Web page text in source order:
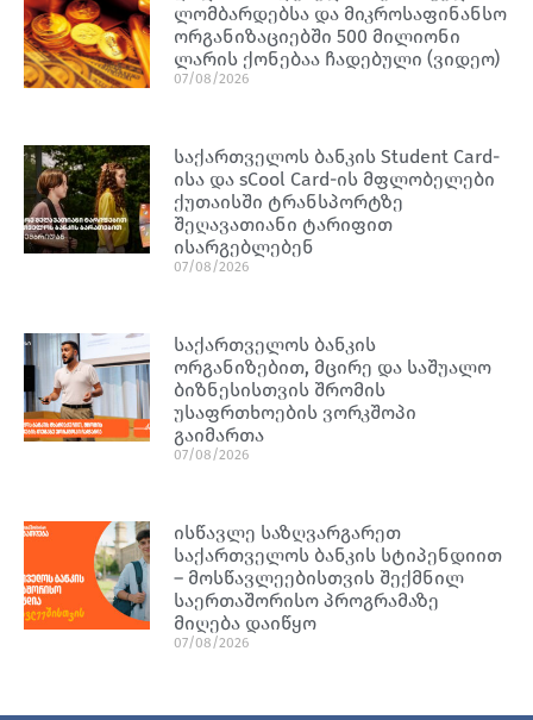
ლომბარდებსა და მიკროსაფინანსო
ორგანიზაციებში 500 მილიონი
ლარის ქონებაა ჩადებული (ვიდეო)
07/08/2026
საქართველოს ბანკის Student Card-
ისა და sCool Card-ის მფლობელები
ქუთაისში ტრანსპორტზე
შეღავათიანი ტარიფით
ისარგებლებენ
07/08/2026
საქართველოს ბანკის
ორგანიზებით, მცირე და საშუალო
ბიზნესისთვის შრომის
უსაფრთხოების ვორკშოპი
გაიმართა
07/08/2026
ისწავლე საზღვარგარეთ
საქართველოს ბანკის სტიპენდიით
– მოსწავლეებისთვის შექმნილ
საერთაშორისო პროგრამაზე
მიღება დაიწყო
07/08/2026